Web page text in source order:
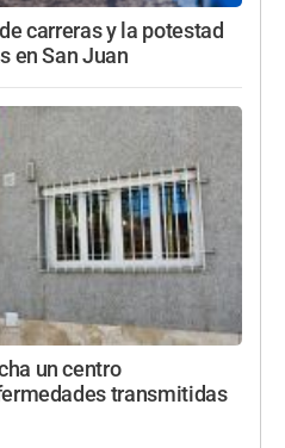
carreras y la potestad
en San Juan
un centro
transmitidas